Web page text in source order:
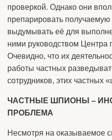
проверкой. Однако они
препарировать
выдумывать её для
ними руководством Центра
Очевидно, что их
работы частных
сотрудников, этих частных
ЧАСТНЫЕ ШПИОНЫ –
ПРОБЛЕМА
Несмотря на оказываемое